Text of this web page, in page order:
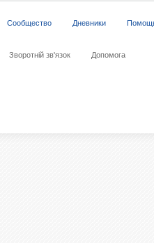
Сообщество Дневники
Зворотній зв'язок Допомога